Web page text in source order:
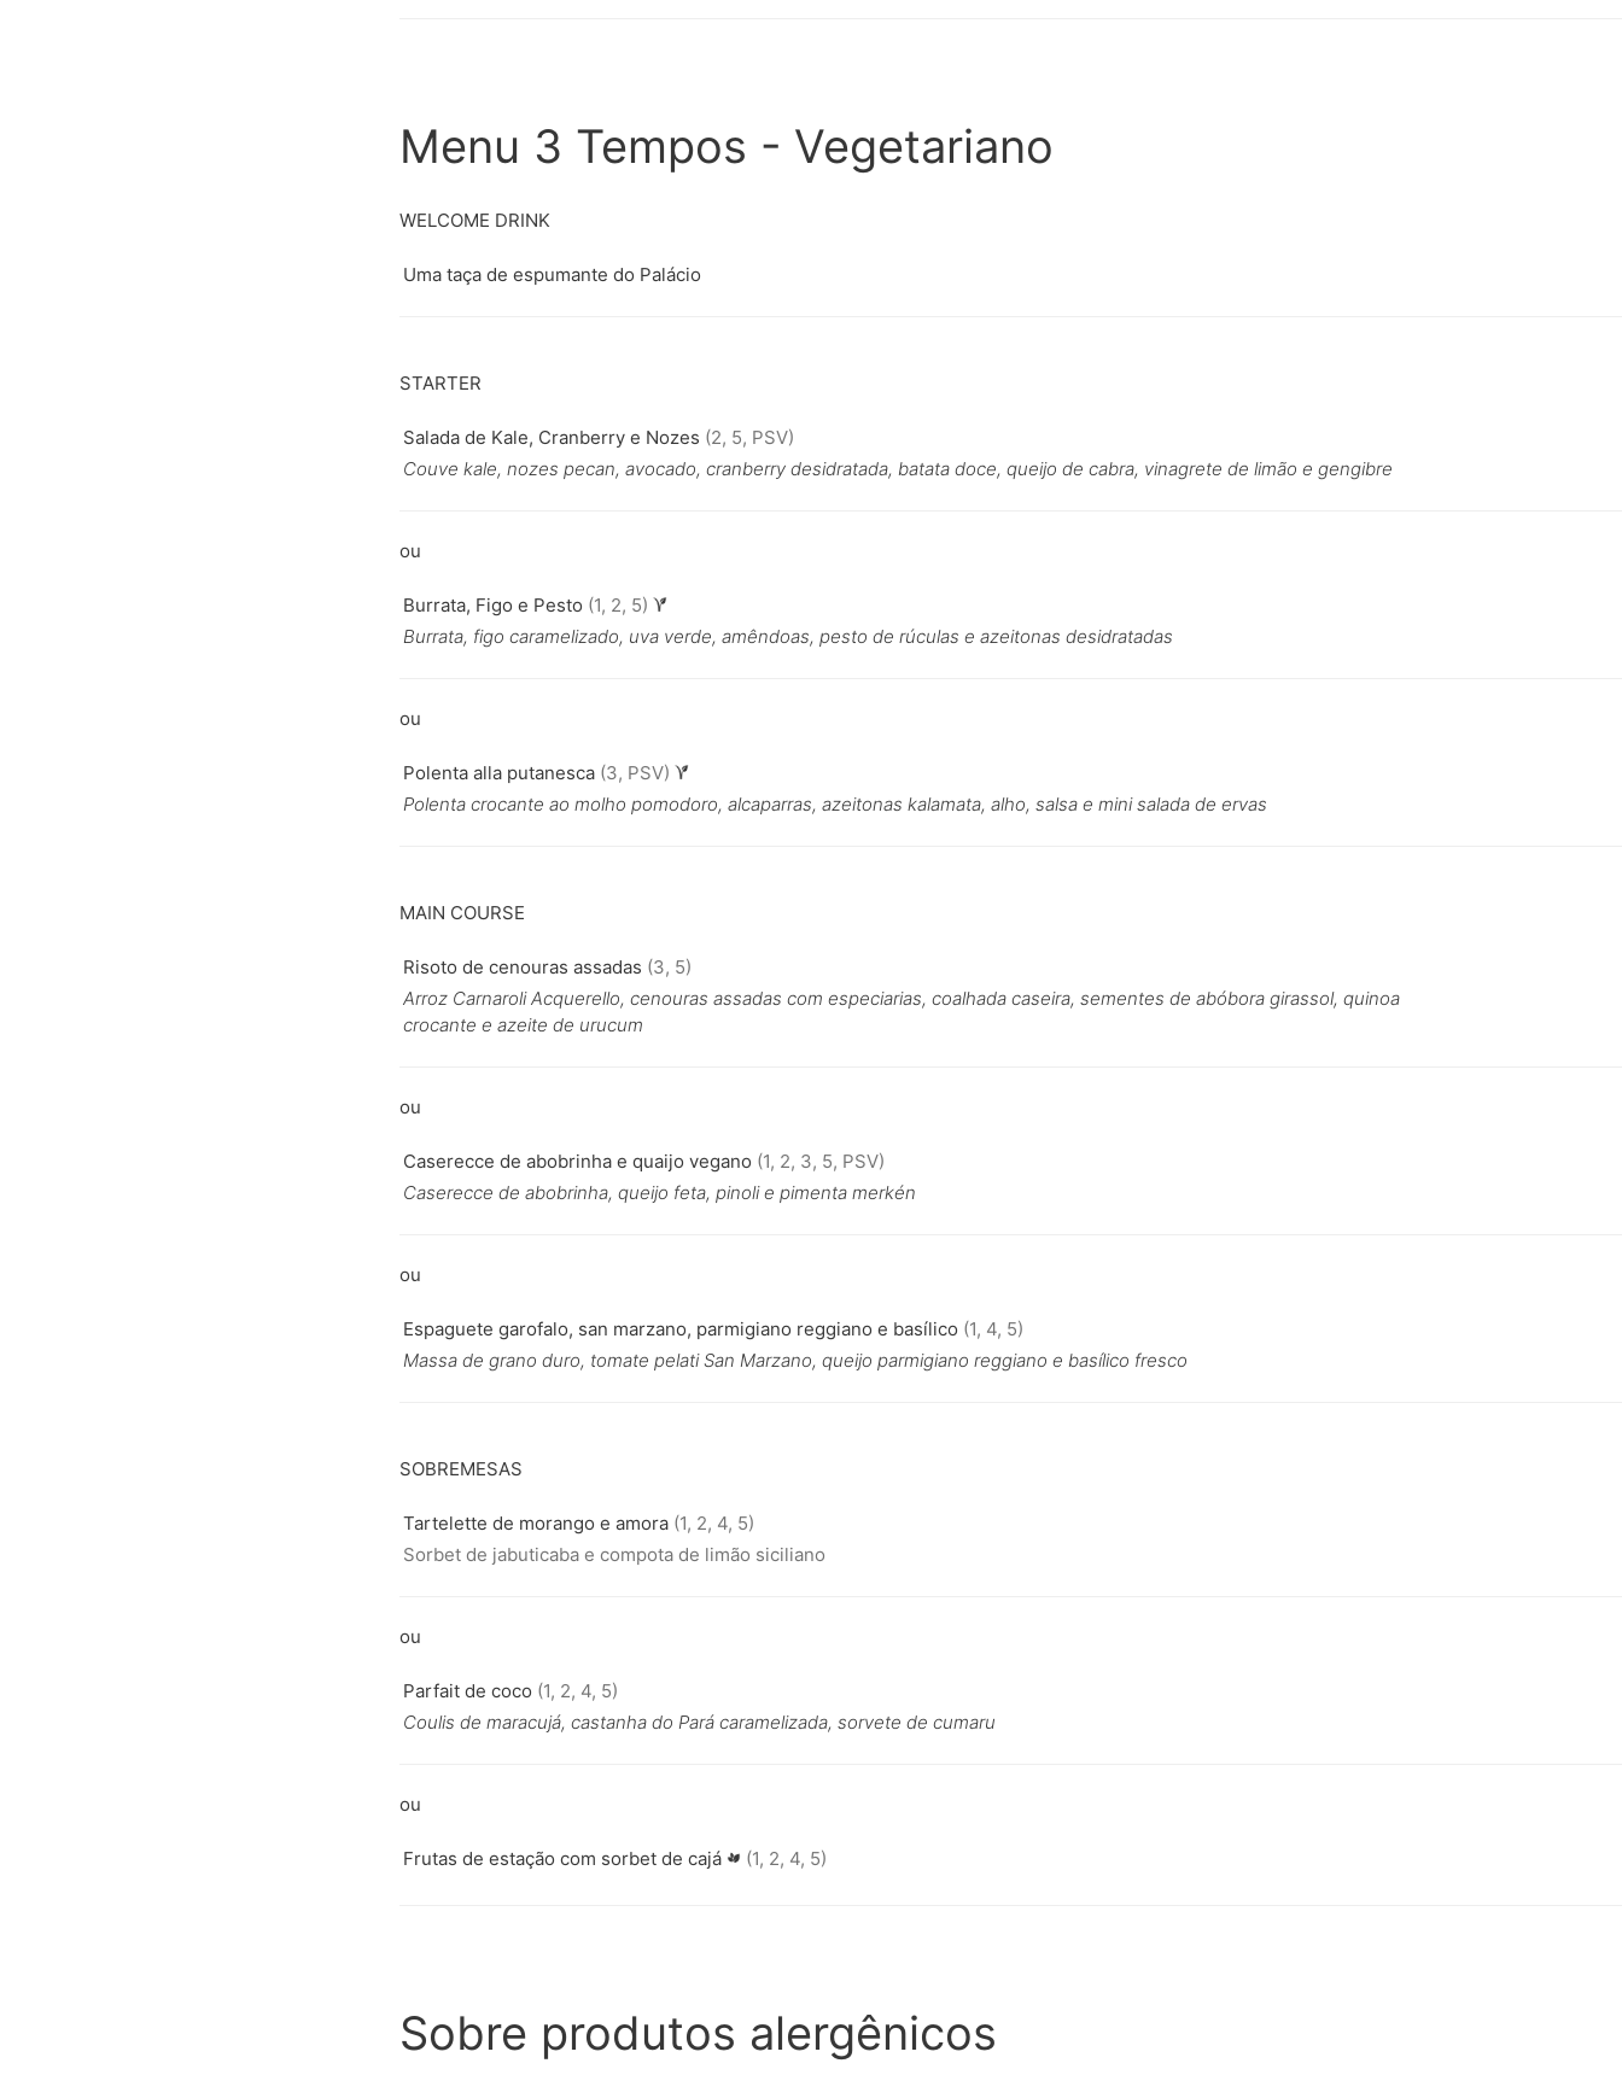
Menu 3 Tempos - Vegetariano
WELCOME DRINK
Uma taça de espumante do Palácio
STARTER
Salada de Kale, Cranberry e Nozes (2, 5, PSV)
Couve kale, nozes pecan, avocado, cranberry desidratada, batata doce, queijo de cabra, vinagrete de limão e gengibre
Burrata, Figo e Pesto (1, 2, 5)
Burrata, figo caramelizado, uva verde, amêndoas, pesto de rúculas e azeitonas desidratadas
Polenta alla putanesca (3, PSV)
Polenta crocante ao molho pomodoro, alcaparras, azeitonas kalamata, alho, salsa e mini salada de ervas
MAIN COURSE
Risoto de cenouras assadas (3, 5)
Arroz Carnaroli Acquerello, cenouras assadas com especiarias, coalhada caseira, sementes de abóbora girassol, quinoa
crocante e azeite de urucum
Caserecce de abobrinha e quaijo vegano (1, 2, 3, 5, PSV)
Caserecce de abobrinha, queijo feta, pinoli e pimenta merkén
Espaguete garofalo, san marzano, parmigiano reggiano e basílico (1, 4, 5)
Massa de grano duro, tomate pelati San Marzano, queijo parmigiano reggiano e basílico fresco
SOBREMESAS
Tartelette de morango e amora(1, 2, 4, 5)
Sorbet de jabuticaba e compota de limão siciliano
Parfait de coco (1, 2, 4, 5)
Coulis de maracujá, castanha do Pará caramelizada, sorvete de cumaru
Frutas de estação com sorbet de cajá (1, 2, 4, 5)
Sobre produtos alergênicos